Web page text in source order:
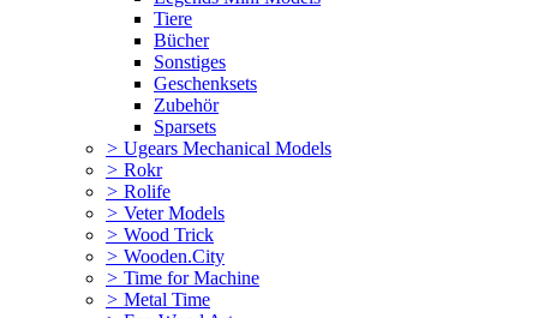
Tiere
Bücher
Sonstiges
Geschenksets
Zubehör
Sparsets
> Ugears Mechanical Models
> Rokr
> Rolife
> Veter Models
> Wood Trick
> Wooden.City
> Time for Machine
> Metal Time